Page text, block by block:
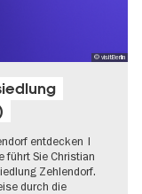
© visitBerlin
entdecken |
führt Sie Christian
Zehlendorf.
durch die